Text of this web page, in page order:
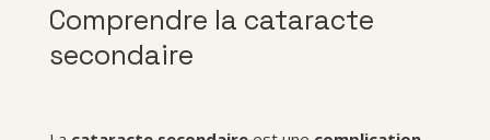
Comprendre la cataracte
secondaire